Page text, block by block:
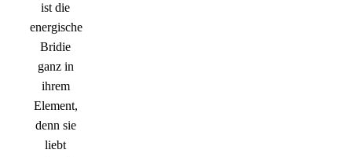
ist die
energische
Bridie
ganz in
ihrem
Element,
denn sie
liebt